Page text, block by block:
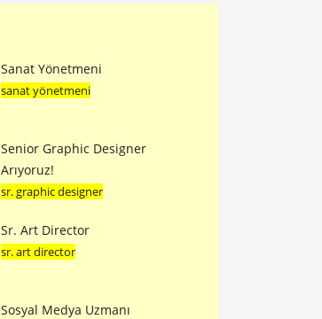
Sanat Yönetmeni
sanat yönetmeni
Senior Graphic Designer
Arıyoruz!
sr. graphic designer
Sr. Art Director
sr. art director
Sosyal Medya Uzmanı